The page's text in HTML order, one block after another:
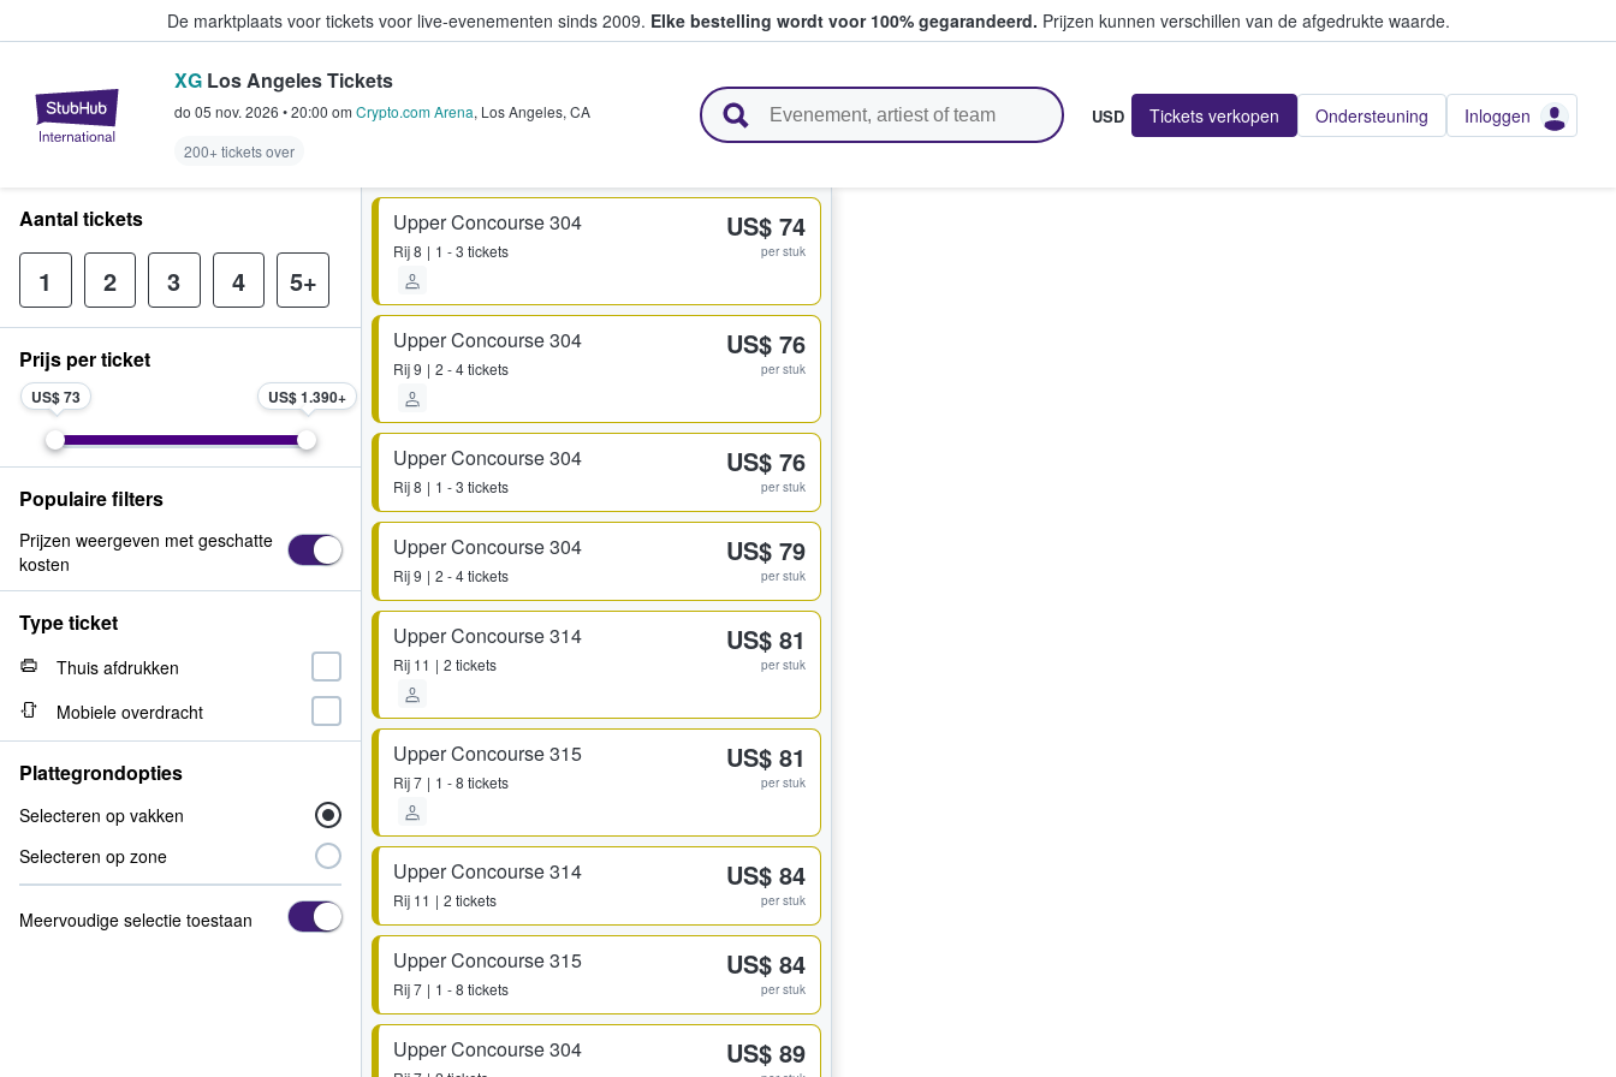
De marktplaats voor tickets voor live-evenementen sinds 2009. Elke bestelling wordt voor 100% gegarandeerd. Prijzen kunnen verschillen van de afgedrukte waarde.
StubHub: waar fans tickets kopen en verkopen
XG Los Angeles Tickets
do 05 nov. 2026 •20:00 om Crypto.com Arena, Los Angeles, CA
200+ tickets over
USD Tickets verkopen Ondersteuning Inloggen
Upper Concourse 304
Rij8 1 - 3 tickets
US$ 74
per stuk
Upper Concourse 304
Rij9 2 - 4 tickets
US$ 76
per stuk
Upper Concourse 304
Rij8 1 - 3 tickets
US$ 76
per stuk
Upper Concourse 304
Rij9 2 - 4 tickets
US$ 79
per stuk
Upper Concourse 314
Rij 11 2 tickets
US$ 81
per stuk
Upper Concourse 315
Rij7 1 - 8 tickets
US$ 81
per stuk
Upper Concourse 314
Rij 11 2 tickets
US$ 84
per stuk
Upper Concourse 315
Rij7 1 - 8 tickets
US$ 84
per stuk
Upper Concourse 304 US$ 89
Aantal tickets
1 2 3 4 5+
Prijs per ticket
US$ 73 US$ 1.390
Populaire filters
Prijzen weergeven met geschatte
kosten
Type ticket
Thuis afdrukken
Mobiele overdracht
Plattegrondopties
Selecteren op vakken
Selecteren op zone
Meervoudige selectie toestaan